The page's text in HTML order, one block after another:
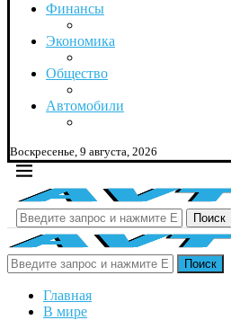
Финансы
Экономика
Общество
Автомобили
Воскресенье, 9 августа, 2026
Поиск
Поиск
Главная
В мире